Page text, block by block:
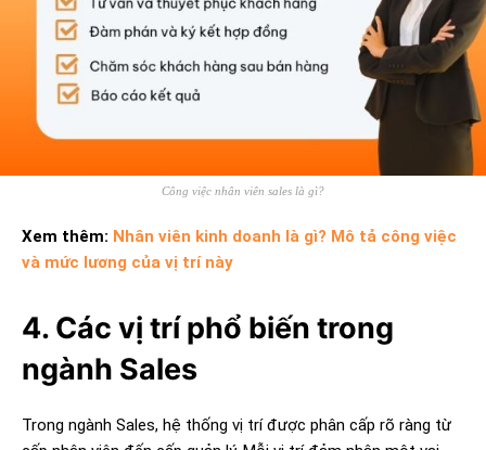
Công việc nhân viên sales là gì?
Xem thêm: Nhân viên kinh doanh là gì? Mô tả công việc
và mức lương của vị trí này
4. Các vị trí phổ biến trong
ngành Sales
Trong ngành Sales, hệ thống vị trí được phân cấp rõ ràng từ